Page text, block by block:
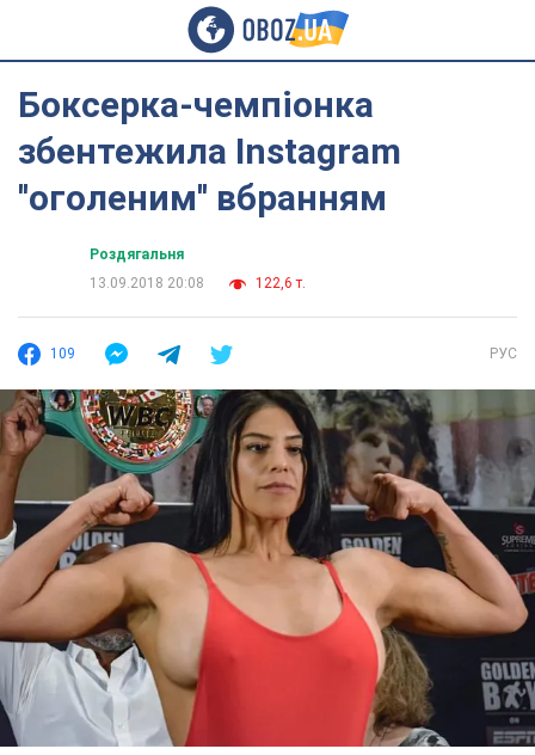
Боксерка-чемпіонка
збентежила Instagram
''оголеним'' вбранням
Роздягальня
13.09.2018 20:08
122,6 т.
109 РУС